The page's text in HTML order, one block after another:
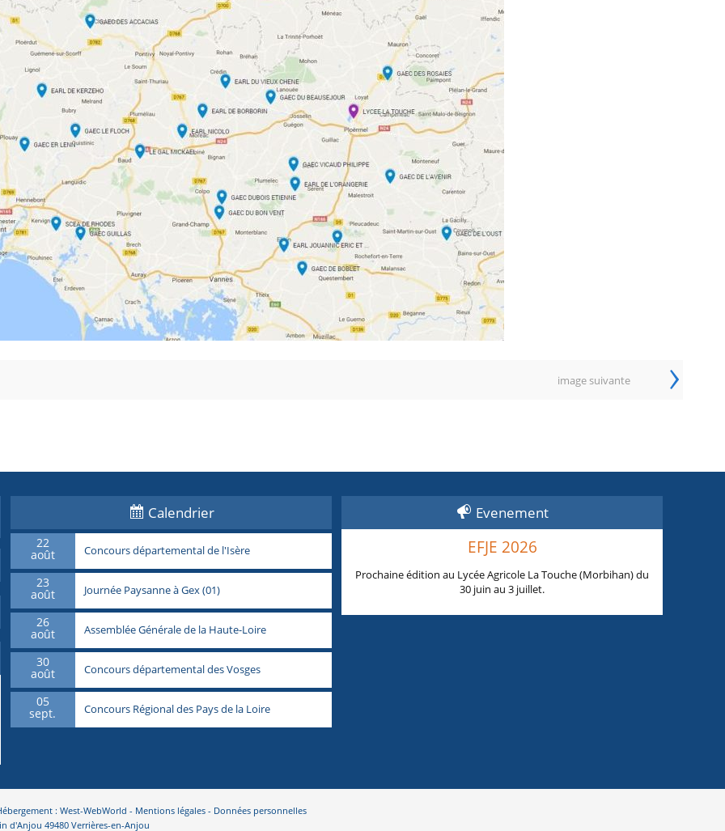
image suivante ›
Calendrier
22
août Concours départemental de l'Isère
23
août Journée Paysanne à Gex (01)
26
août Assemblée Générale de la Haute-Loire
30
août Concours départemental des Vosges
05
sept. Concours Régional des Pays de la Loire
Evenement
EFJE 2026
Prochaine édition au Lycée Agricole La Touche (Morbihan) du
30 juin au 3 juillet.
: West-WebWorld - Mentions légales- Données personnelles
d'Anjou 49480 Verrières-en-Anjou